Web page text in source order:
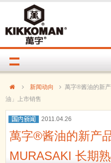
新闻动向
萬字®酱油的新
油」上市销售
2011.04.26
萬字®酱油的新产
MURASAKI 长期